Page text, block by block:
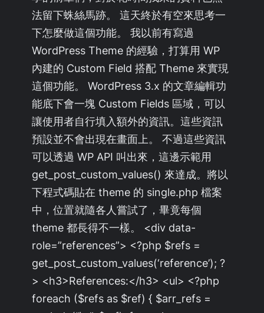
法留下蛛絲馬跡。 這天終於有空來思考一
下怎麼做這個功能。 我以前有寫過
WordPress Theme 的經驗，打算用 WP
內建的 Custom Field 搭配 Theme 來實現
這個功能。 WordPress 3.x 的文章編輯功
能底下會一塊 Custom Fields 區域，可以
讓使用者自行填入額外的資訊。這些資訊
預設並不會出現在畫面上。 不過這些資訊
可以透過 WP API 叫出來，這邊示範用
get_post_custom_values() 來達成。將以
下程式碼貼在 theme 的 single.php 檔案
中，位置就隨各人嘗試了，畢竟每個
theme 都長得不一樣。 <div data-
role=”references”> <?php $refs =
get_post_custom_values(‘reference’); ?
> <h3>References:</h3> <ul> <?php
foreach ($refs as $ref) { $arr_refs =